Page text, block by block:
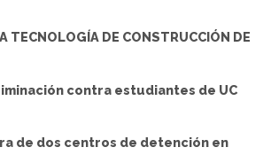
TECNOLOGÍA DE CONSTRUCCIÓN DE
contra estudiantes de UC
de dos centros de detención en